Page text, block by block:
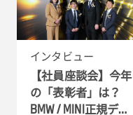
インタビュー
【社員座談会】今年
の「表彰者」は？
BMW / MINI正規ディ